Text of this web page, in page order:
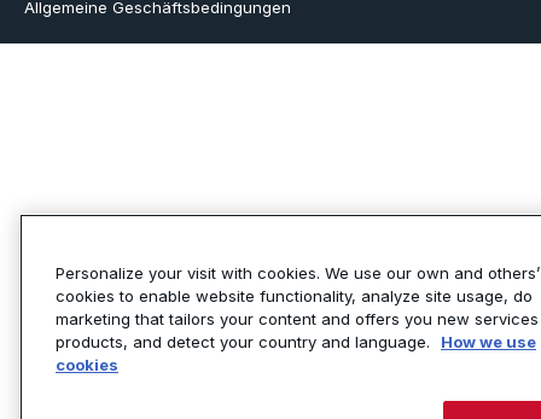
Allgemeine Geschäftsbedingungen
Personalize your visit with cookies. We use our own and others’
cookies to enable website functionality, analyze site usage, do
marketing that tailors your content and offers you new
products, and detect your country and language.
How we use
cookies